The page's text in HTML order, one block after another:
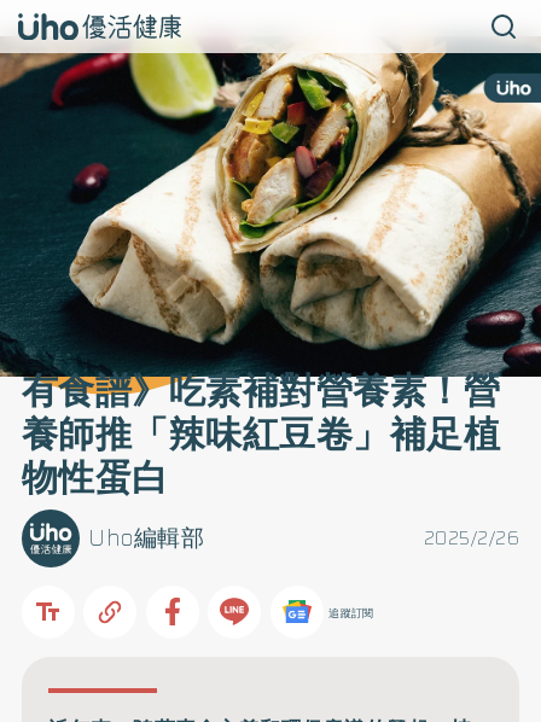
有食譜》吃素補對營養素！營
養師推「辣味紅豆卷」補足植
物性蛋白
2025/2/26
Uho編輯部
追蹤訂閱